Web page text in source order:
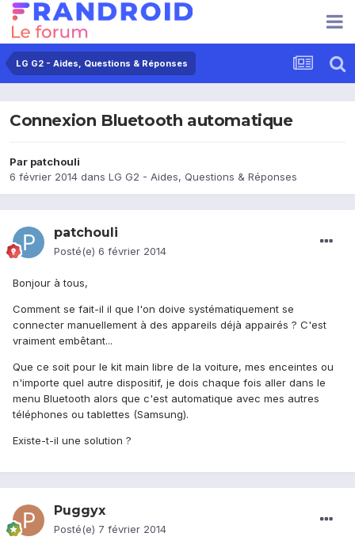
LG G2 - Aides, Questions & Réponses
Connexion Bluetooth automatique
Par patchouli
6 février 2014 dans LG G2 - Aides, Questions & Réponses
patchouli
Posté(e) 6 février 2014
Bonjour à tous,
Comment se fait-il il que l'on doive systématiquement se
connecter manuellement à des appareils déjà appairés ? C'est
vraiment embêtant...
Que ce soit pour le kit main libre de la voiture, mes enceintes ou
n'importe quel autre dispositif, je dois chaque fois aller dans le
menu Bluetooth alors que c'est automatique avec mes autres
téléphones ou tablettes (Samsung).
Existe-t-il une solution ?
Puggyx
Posté(e) 7 février 2014